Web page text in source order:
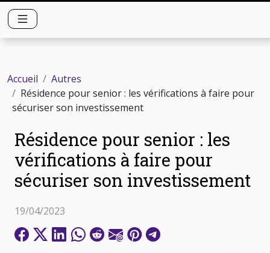
Accueil
Autres
Résidence pour senior : les vérifications à faire pour
sécuriser son investissement
Résidence pour senior : les
vérifications à faire pour
sécuriser son investissement
19/04/2023